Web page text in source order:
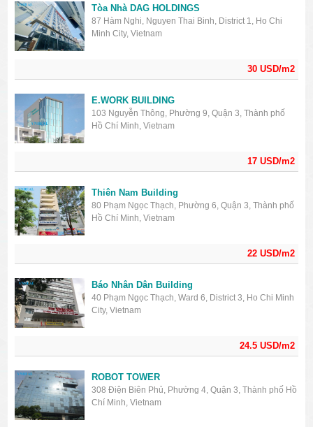
30 USD/m2
Tòa Nhà DAG HOLDINGS
87 Hàm Nghi, Nguyen Thai Binh, District 1, Ho Chi
Minh City, Vietnam
17 USD/m2
E.WORK BUILDING
103 Nguyễn Thông, Phường 9, Quận 3, Thành phố
Hồ Chí Minh, Vietnam
22 USD/m2
Thiên Nam Building
80 Phạm Ngọc Thạch, Phường 6, Quận 3, Thành phố
Hồ Chí Minh, Vietnam
24.5 USD/m2
Báo Nhân Dân Building
40 Phạm Ngọc Thạch, Ward 6, District 3, Ho Chi Minh
City, Vietnam
ROBOT TOWER
308 Điện Biên Phủ, Phường 4, Quận 3, Thành phố Hồ
Chí Minh, Vietnam